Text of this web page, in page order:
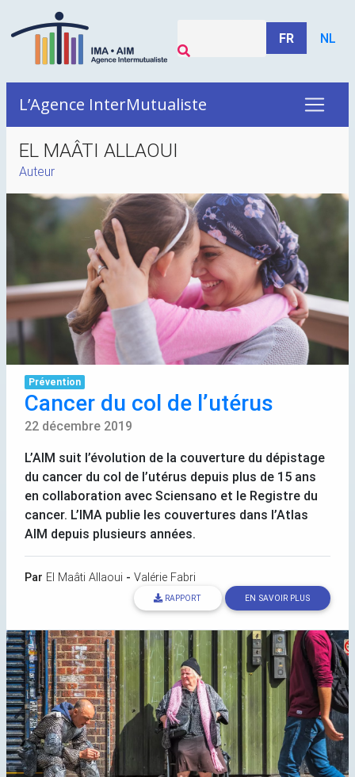
FR NL
L’Agence InterMutualiste
EL MAÂTI ALLAOUI
Auteur
Prévention
Cancer du col de l’utérus
22 décembre 2019
L’AIM suit l’évolution de la couverture du dépistage
du cancer du col de l’utérus depuis plus de 15 ans
en collaboration avec Sciensano et le Registre du
cancer. L’IMA publie les couvertures dans l’Atlas
AIM depuis plusieurs années.
Par El Maâti Allaoui - Valérie Fabri
RAPPORT EN SAVOIR PLUS